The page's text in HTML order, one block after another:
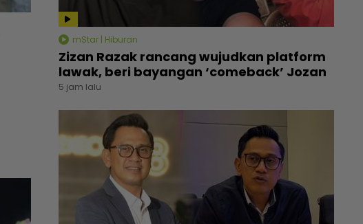
mStar | Hiburan
Zizan Razak rancang wujudkan platform
lawak, beri bayangan ‘comeback’ Jozan
5 jam lalu